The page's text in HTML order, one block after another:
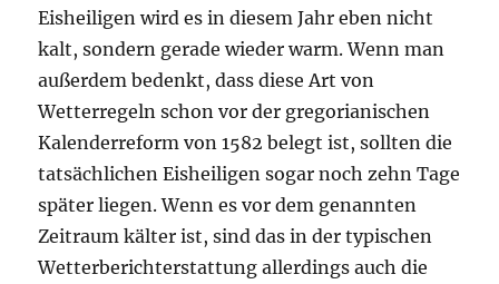
Eisheiligen wird es in diesem Jahr eben nicht
kalt, sondern gerade wieder warm. Wenn man
außerdem bedenkt, dass diese Art von
Wetterregeln schon vor der gregorianischen
Kalenderreform von 1582 belegt ist, sollten die
tatsächlichen Eisheiligen sogar noch zehn Tage
später liegen. Wenn es vor dem genannten
Zeitraum kälter ist, sind das in der typischen
Wetterberichterstattung allerdings auch die